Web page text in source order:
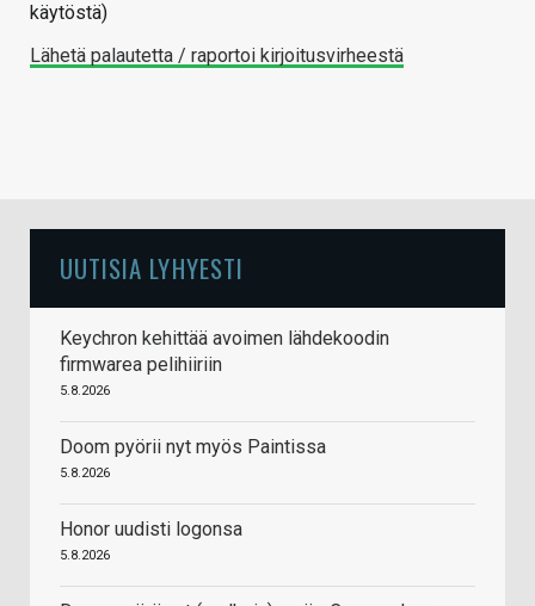
käytöstä)
Lähetä palautetta / raportoi kirjoitusvirheestä
UUTISIA LYHYESTI
Keychron kehittää avoimen lähdekoodin
firmwarea pelihiiriin
5.8.2026
Doom pyörii nyt myös Paintissa
5.8.2026
Honor uudisti logonsa
5.8.2026